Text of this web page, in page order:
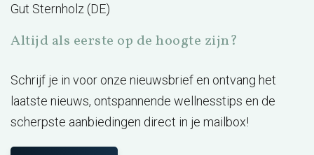
Gut Sternholz (DE)
Altijd als eerste op de hoogte zijn?
Schrijf je in voor onze nieuwsbrief en ontvang het
laatste nieuws, ontspannende wellnesstips en de
scherpste aanbiedingen direct in je mailbox!